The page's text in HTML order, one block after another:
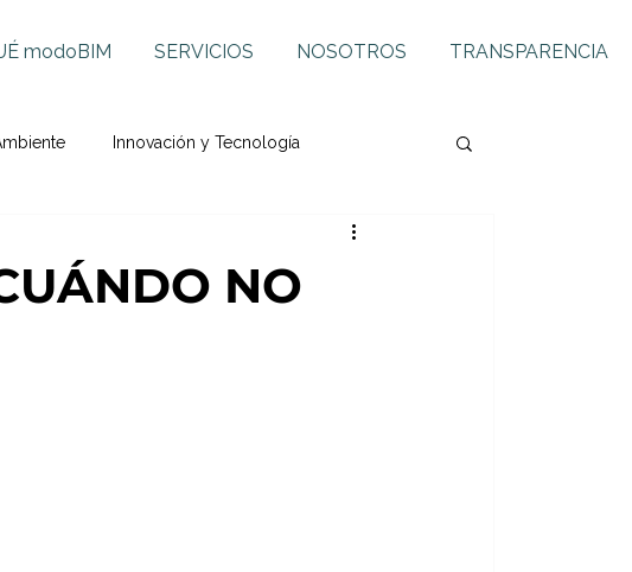
modoBIM SERVICIOS NOSOTROS TRANSPARENCIA
Innovación y Tecnología
NO